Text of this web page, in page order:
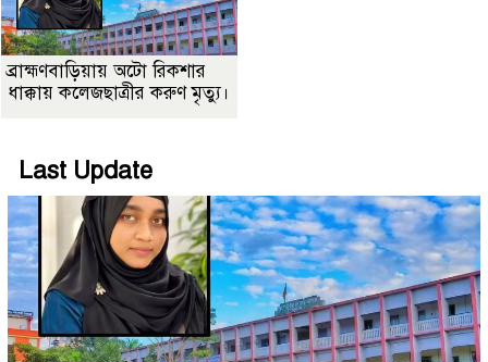
ব্রাহ্মণবাড়িয়ায় অটো রিকশার
ধাক্কায় কলেজছাত্রীর করুণ মৃত্যু।
Last Update